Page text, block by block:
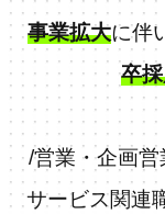
事業拡大に伴
卒
/営業・企画営
サービス関連